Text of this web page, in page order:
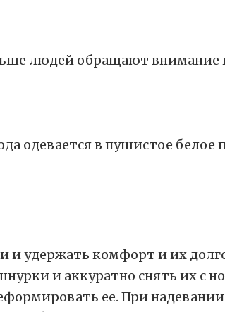
людей обращают внимание
одевается в пушистое белое
и удержать комфорт и их
и аккуратно снять их с
ее. При